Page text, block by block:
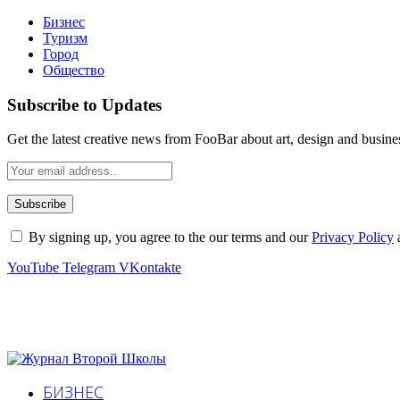
Бизнес
Туризм
Город
Общество
Subscribe to Updates
Get the latest creative news from FooBar about art, design and
By signing up, you agree to the our terms and ourPrivacy Policy
YouTube Telegram VKontakte
БИЗНЕС